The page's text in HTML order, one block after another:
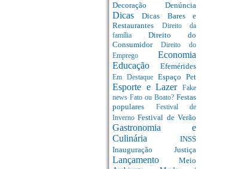
Decoração Denúncia
DicasDicas Bares e
Restaurantes
Direito da
família Direito do
Consumidor Direito do
Emprego Economia
Educação Efemérides
Em Destaque Espaço Pet
Esporte e Lazer
Fake
news Fato ou Boato? Festas
populares
Festival de
InvernoFestival de Verão
Gastronomia e
Culinária INSS
Inauguração Justiça
Lançamento Meio